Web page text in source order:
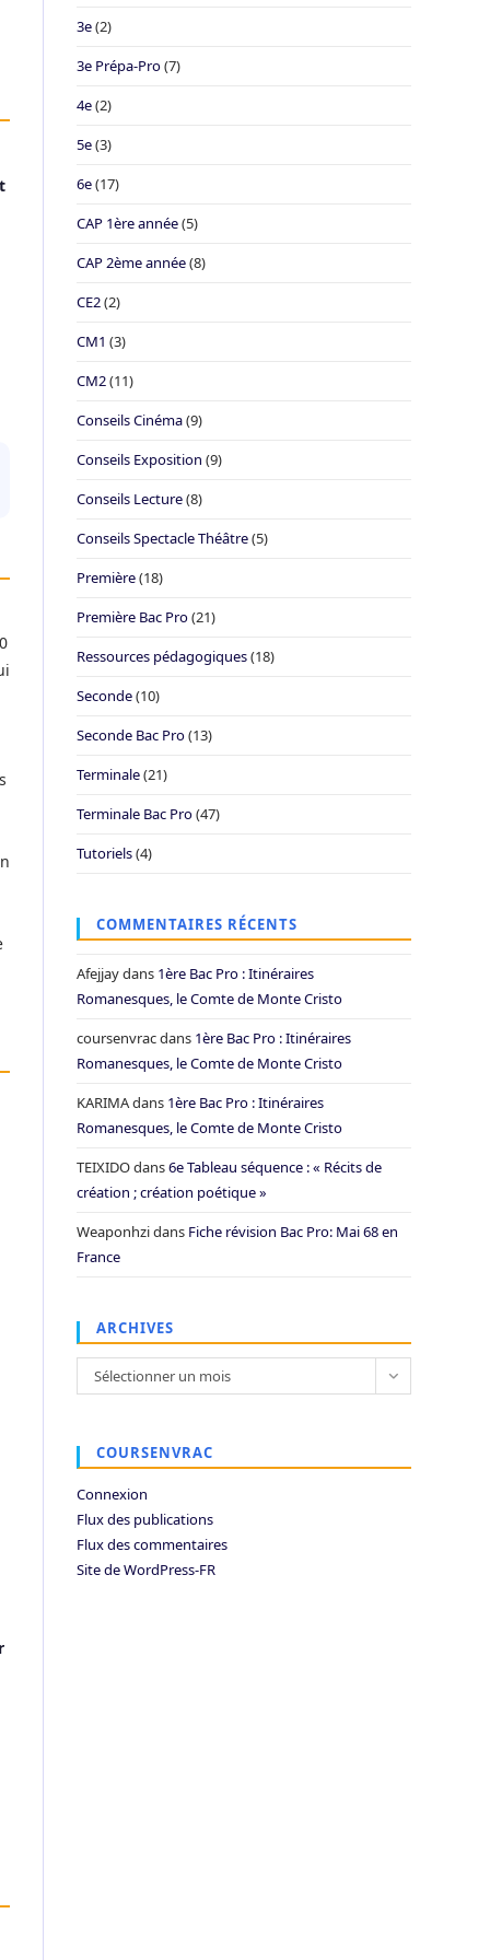
3e(2)
3e Prépa-Pro(7)
4e(2)
5e(3)
6e(17)
CAP 1ère année(5)
CAP 2ème année(8)
CE2(2)
CM1 (3)
CM2(11)
Conseils Cinéma(9)
Conseils Exposition (9)
Conseils Lecture(8)
Conseils Spectacle Théâtre(5)
Première(18)
Première Bac Pro(21)
Ressources pédagogiques(18)
Seconde(10)
Seconde Bac Pro(13)
Terminale(21)
Terminale Bac Pro(47)
Tutoriels(4)
COMMENTAIRES RÉCENTS
Afejjaydans 1ère Bac Pro : Itinéraires
Romanesques, le Comte de Monte Cristo
coursenvracdans 1ère Bac Pro : Itinéraires
Romanesques, le Comte de Monte Cristo
KARIMAdans 1ère Bac Pro : Itinéraires
Romanesques, le Comte de Monte Cristo
TEIXIDOdans6e Tableau séquence : « Récits de
création ; création poétique »
Weaponhzidans Fiche révision Bac Pro: Mai 68 en
France
ARCHIVES
Archives
Sélectionner un mois
COURSENVRAC
Connexion
Flux des publications
Flux des commentaires
Site de WordPress-FR